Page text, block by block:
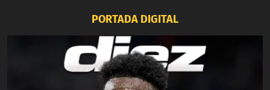
PORTADA DIGITAL